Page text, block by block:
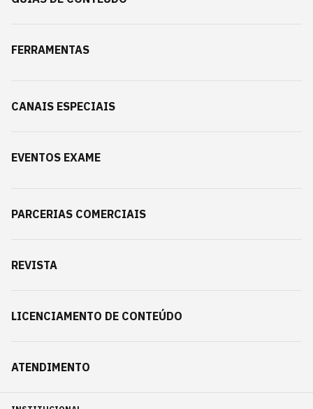
FERRAMENTAS
CANAIS ESPECIAIS
EVENTOS EXAME
PARCERIAS COMERCIAIS
REVISTA
LICENCIAMENTO DE CONTEÚDO
ATENDIMENTO